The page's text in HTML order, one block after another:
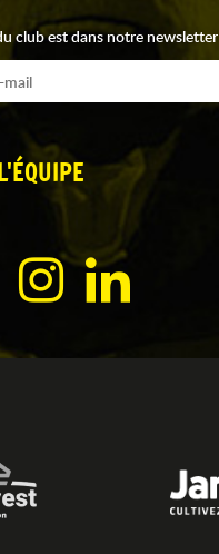
club est dans notre newsletter